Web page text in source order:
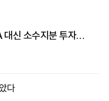
대신 소수지분 투자…
다